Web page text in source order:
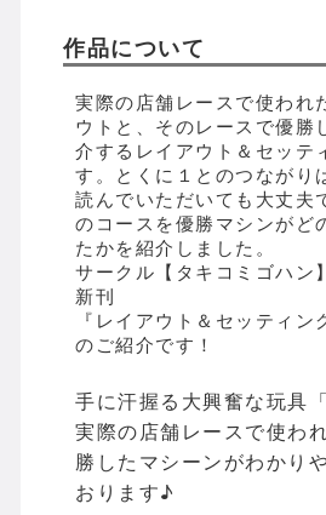
作品について
実際の店舗レースで使われ
ウトと、そのレースで優勝
介するレイアウト＆セッテ
す。とくに１とのつながり
読んでいただいても大丈夫
のコースを優勝マシンがど
たかを紹介しました。
サークル【タキコミゴハン
新刊
『レイアウト＆セッティン
のご紹介です！
手に汗握る大興奮な玩具
実際の店舗レースで使わ
勝したマシーンがわかり
おります♪